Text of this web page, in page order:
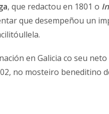
, que redactou en 1801 o
que desempeñou un
en Galicia co seu neto
no mosteiro beneditino